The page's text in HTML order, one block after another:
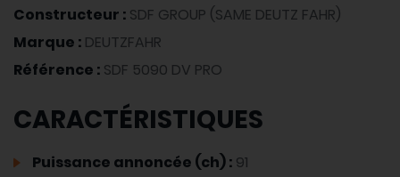
Constructeur : SDF GROUP (SAME DEUTZ FAHR)
Marque : DEUTZFAHR
Référence : SDF 5090 DV PRO
CARACTÉRISTIQUES
Puissance annoncée (ch) : 91